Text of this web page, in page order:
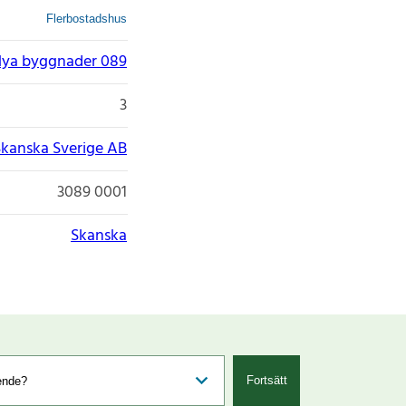
Flerbostadshus
byggnader 089
3
Sverige AB
3089 0001
Skanska
Fortsätt